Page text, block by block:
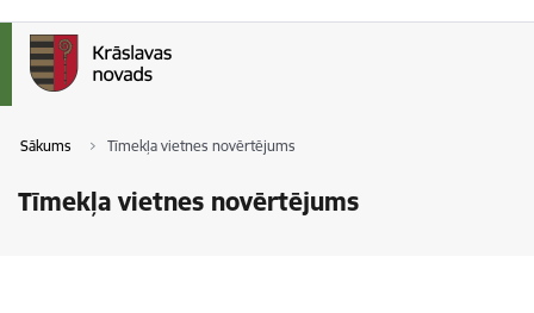
Sākums Tīmekļa vietnes novērtējums
Tīmekļa vietnes novērtējums